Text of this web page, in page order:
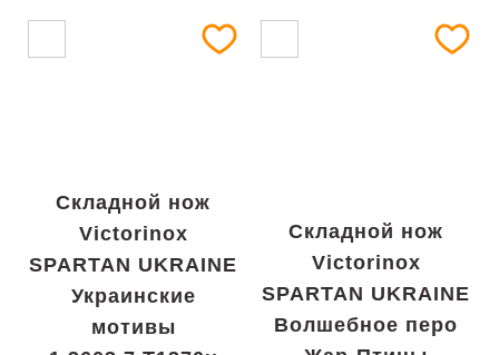
Складной нож
Victorinox
SPARTAN UKRAINE
Украинские
мотивы
Складной нож
Victorinox
SPARTAN UKRAINE
Волшебное перо